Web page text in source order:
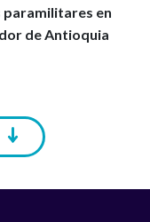
paramilitares en
de Antioquia